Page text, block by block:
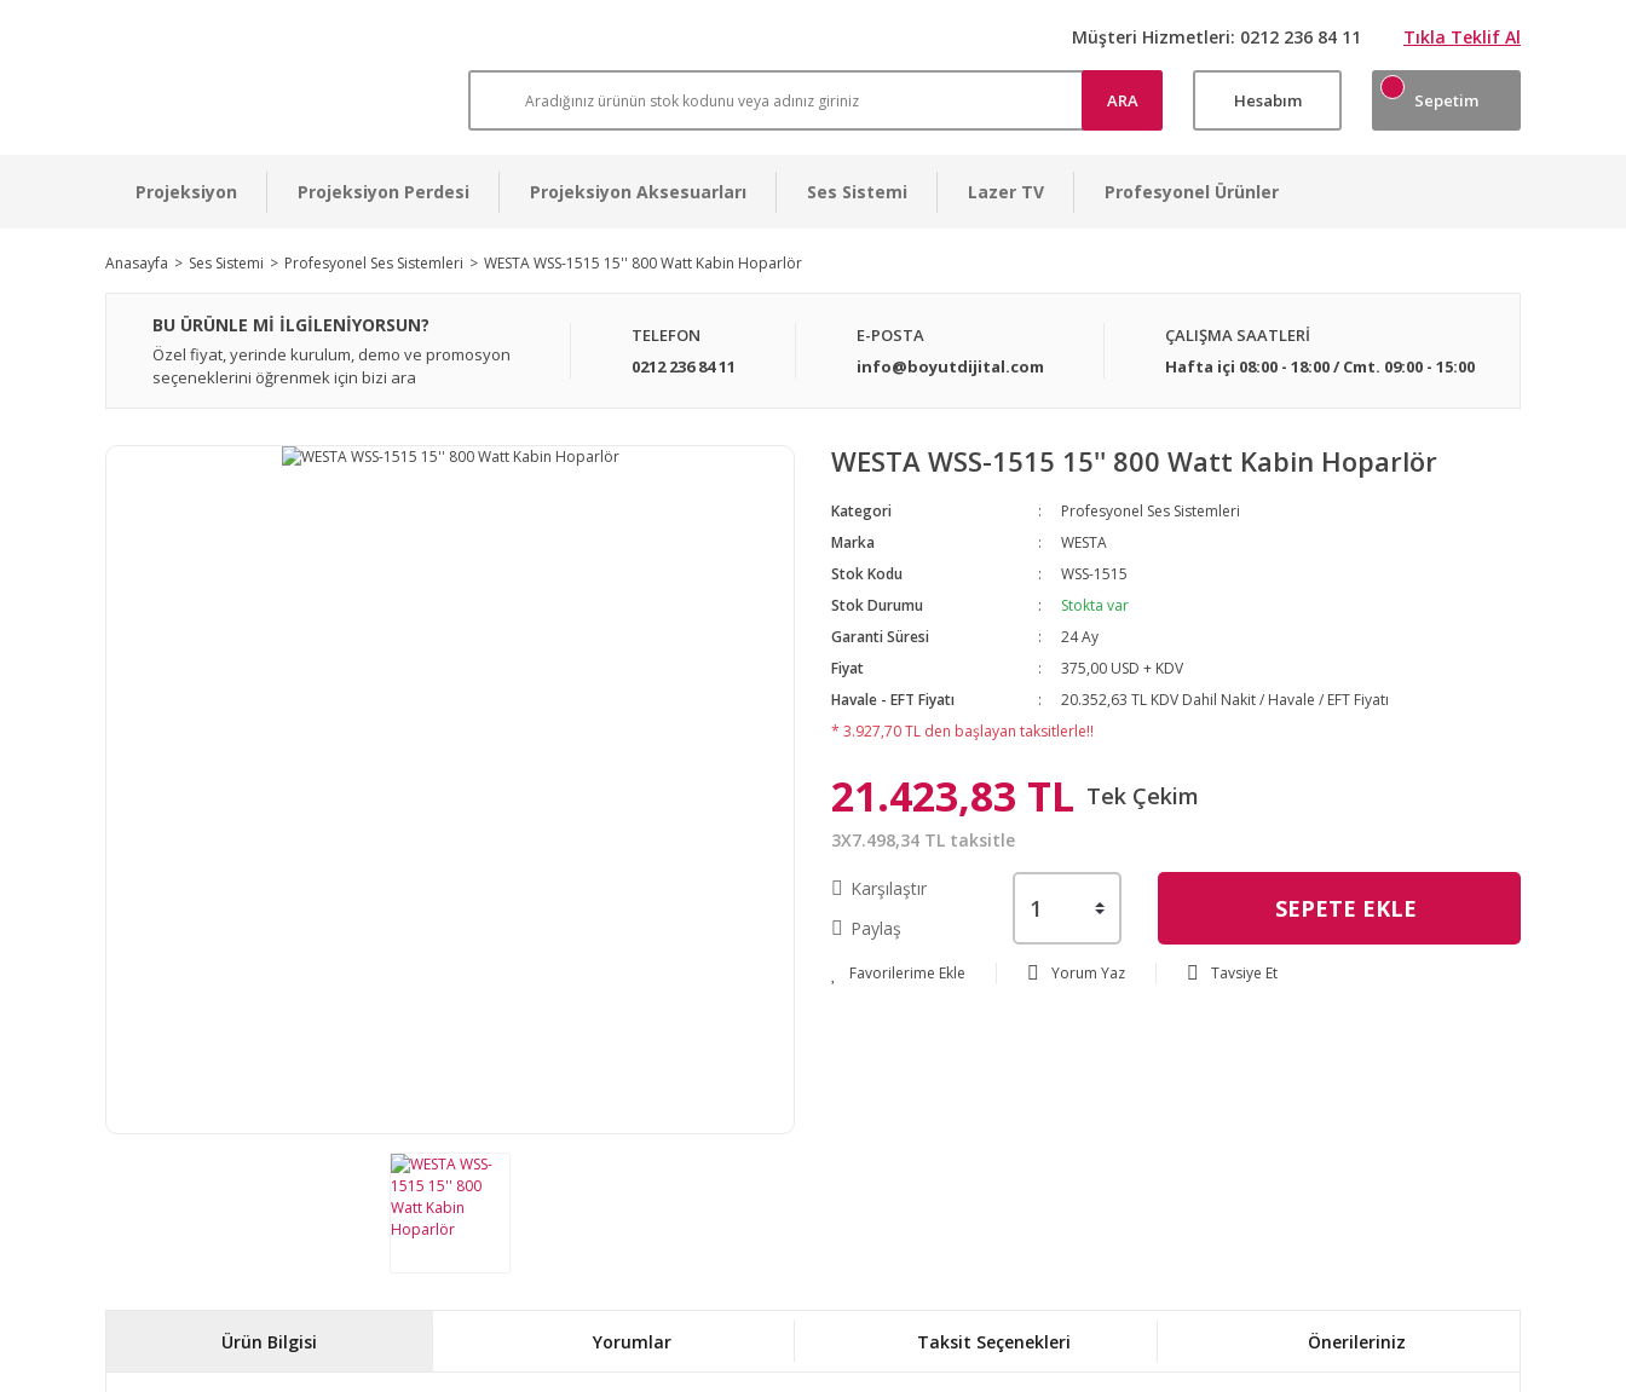
Müşteri Hizmetleri: 0212 236 84 11 Tıkla Teklif Al
ARA Hesabım Sepetim
Projeksiyon Projeksiyon Perdesi Projeksiyon Aksesuarları Ses Sistemi Lazer TV Profesyonel Ürünler
Anasayfa Ses Sistemi Profesyonel Ses Sistemleri WESTA WSS-1515 15'' 800 Watt Kabin Hoparlör
BU ÜRÜNLE Mİ İLGİLENİYORSUN?
Özel fiyat, yerinde kurulum, demo ve promosyon
seçeneklerini öğrenmek için bizi ara
TELEFON
0212 236 84 11
E-POSTA
info@boyutdijital.com
ÇALIŞMA SAATLERİ
Hafta içi 08:00 - 18:00 / Cmt. 09:00 - 15:00
WESTA WSS-1515 15'' 800 Watt Kabin Hoparlör
Kategori
Profesyonel Ses Sistemleri
Marka
WESTA
Stok Kodu
WSS-1515
Stok Durumu
Stokta var
Garanti Süresi
24 Ay
Fiyat
375,00 USD + KDV
Havale - EFT Fiyatı
20.352,63 TL KDV Dahil Nakit / Havale / EFT Fiyatı
* 3.927,70 TL den başlayan taksitlerle!!
21.423,83 TL Tek Çekim
3X7.498,34 TL taksitle
Karşılaştır
Paylaş
SEPETE EKLE
Yorum Yaz Tavsiye Et
Ürün Bilgisi Yorumlar Taksit Seçenekleri Önerileriniz